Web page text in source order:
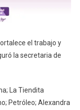
el trabajo y
la secretaria de
La Tiendita
Petróleo; Alexandra